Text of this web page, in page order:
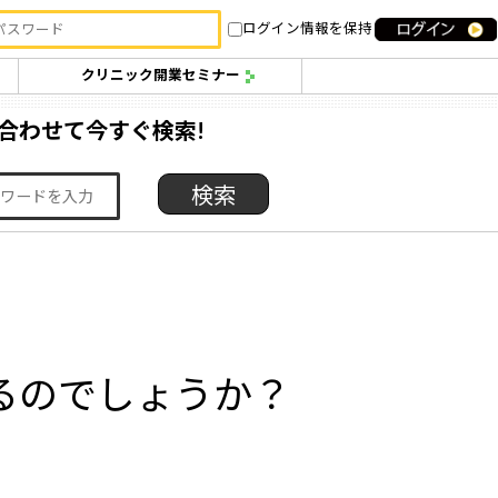
ログイン情報を保持
クリニック開業セミナー
わせて今すぐ検索!
でしょうか？